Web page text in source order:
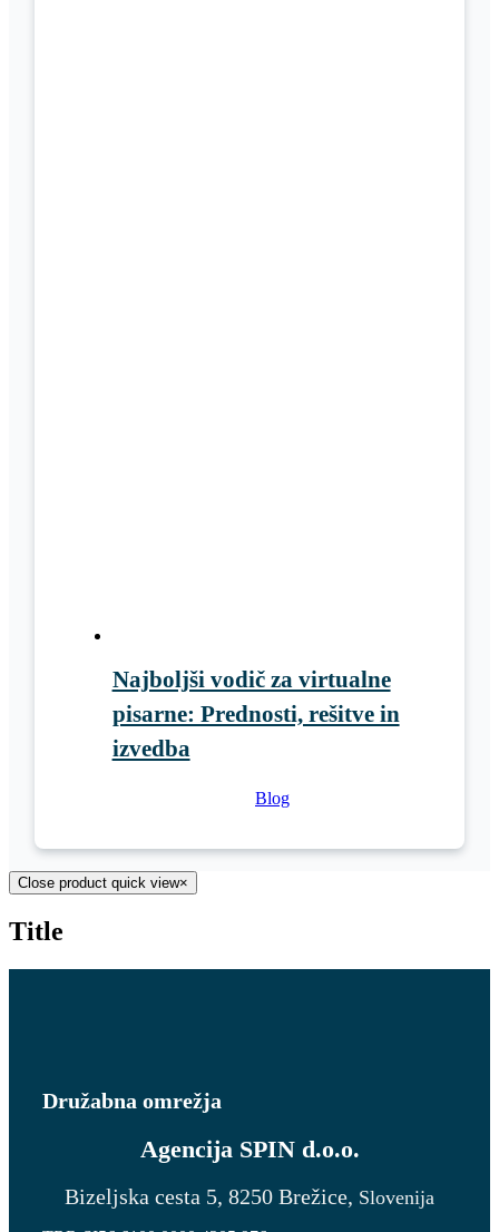
Najboljši vodič za virtualne
pisarne: Prednosti, rešitve in
izvedba
Blog
Close product quick view×
Title
Družabna omrežja
Agencija SPIN d.o.o.
Bizeljska cesta 5, 8250 Brežice, Slovenija